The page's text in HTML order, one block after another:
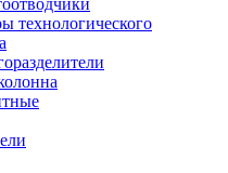
технологического